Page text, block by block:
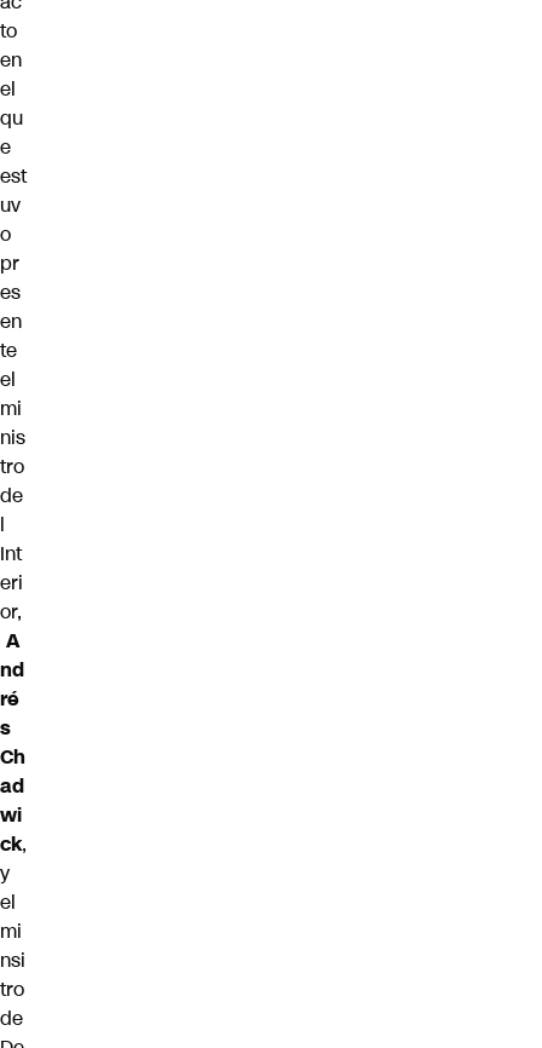
to
en
el
qu
e
est
uv
o
pr
es
en
te
el
mi
nis
tro
de
l
Int
eri
or,
A
nd
ré
s
Ch
ad
wi
ck,
y
el
mi
nsi
tro
de